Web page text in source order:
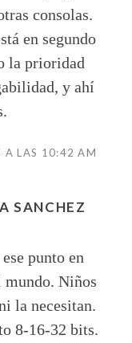
consolas.
en segundo
la prioridad
y ahí
A LAS 10:42 AM
SANCHEZ
punto en
mundo. Niños
la necesitan.
8-16-32 bits.